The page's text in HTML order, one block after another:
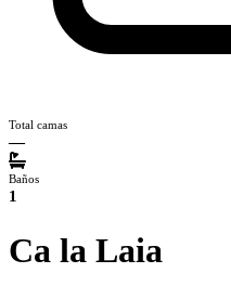
Total camas
—
Baños
1
Ca la Laia